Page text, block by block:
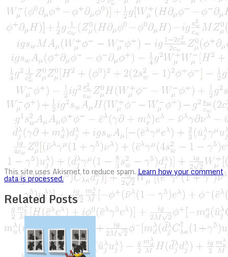
This site uses Akismet to reduce spam.Learn how your comment
data is processed.
Related Posts